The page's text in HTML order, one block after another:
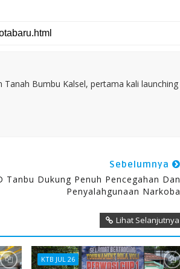
Bumbu Kalsel, pertama kali launching
Sebelumnya
Tanbu Dukung Penuh Pencegahan Dan
Penyalahgunaan Narkoba
Lihat Selanjutnya
KTB JUL 26